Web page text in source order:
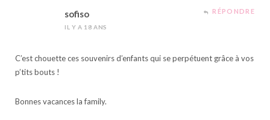
sofiso
IL Y A 18 ANS
RÉPONDRE
C’est chouette ces souvenirs d’enfants qui se perpétuent grâce à vos
p’tits bouts !
Bonnes vacances la family.